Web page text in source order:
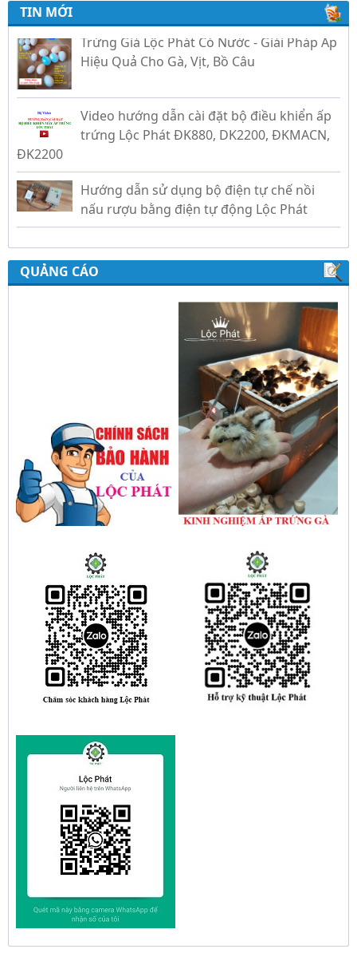
TIN MỚI
Trứng Giả Lộc Phát Có Nước - Giải Pháp Ấp
Hiệu Quả Cho Gà, Vịt, Bồ Câu
trứng Lộc Phát ĐK880, DK2200, ĐKMACN,
ĐK2200
nấu rượu bằng điện tự động Lộc Phát
Hướng dẫn sử dụng bộ điều khiển ủ sữa
Hướng dẫn sử dụng bộ điều khiển độ ẩm
QUẢNG CÁO